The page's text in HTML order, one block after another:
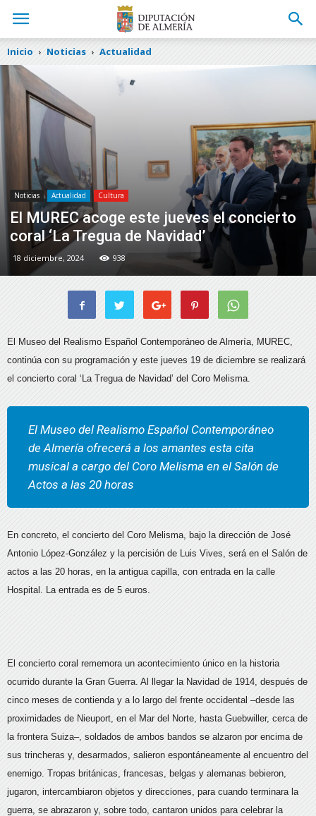
Inicio Noticias Actualidad
Noticias Actualidad Cultura
El MUREC acoge este jueves el concierto
coral ‘La Tregua de Navidad’
18 diciembre, 2024 938
El Museo del Realismo Español Contemporáneo de Almería, MUREC,
continúa con su programación y este jueves 19 de diciembre se realizará
el concierto coral ‘La Tregua de Navidad’ del Coro Melisma.
El Museo del Realismo Español Contemporáneo
de Almería ofrecerá a los amantes esta cita
musical a cargo del Coro Melisma en el Salón de
Actos a las 20 horas
En concreto, el concierto del Coro Melisma, bajo la dirección de José
Antonio López-González y la percisión de Luis Vives, será en el Salón de
actos a las 20 horas, en la antigua capilla, con entrada en la calle
Hospital. La entrada es de 5 euros.
El concierto coral rememora un acontecimiento único en la historia
ocurrido durante la Gran Guerra. Al llegar la Navidad de 1914, después de
cinco meses de contienda y a lo largo del frente occidental –desde las
proximidades de Nieuport, en el Mar del Norte, hasta Guebwiller, cerca de
la frontera Suiza–, soldados de ambos bandos se alzaron por encima de
sus trincheras y, desarmados, salieron espontáneamente al encuentro del
enemigo. Tropas británicas, francesas, belgas y alemanas bebieron,
jugaron, intercambiaron objetos y direcciones, para cuando terminara la
guerra, se abrazaron y, sobre todo, cantaron unidos para celebrar la